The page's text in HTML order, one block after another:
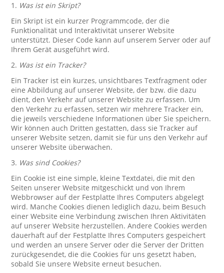
1. Was ist ein Skript?
Ein Skript ist ein kurzer Programmcode, der die
Funktionalität und Interaktivität unserer Website
unterstützt. Dieser Code kann auf unserem Server oder auf
Ihrem Gerät ausgeführt wird.
2. Was ist ein Tracker?
Ein Tracker ist ein kurzes, unsichtbares Textfragment oder
eine Abbildung auf unserer Website, der bzw. die dazu
dient, den Verkehr auf unserer Website zu erfassen. Um
den Verkehr zu erfassen, setzen wir mehrere Tracker ein,
die jeweils verschiedene Informationen über Sie speichern.
Wir können auch Dritten gestatten, dass sie Tracker auf
unserer Website setzen, damit sie für uns den Verkehr auf
unserer Website überwachen.
3. Was sind Cookies?
Ein Cookie ist eine simple, kleine Textdatei, die mit den
Seiten unserer Website mitgeschickt und von Ihrem
Webbrowser auf der Festplatte Ihres Computers abgelegt
wird. Manche Cookies dienen lediglich dazu, beim Besuch
einer Website eine Verbindung zwischen Ihren Aktivitäten
auf unserer Website herzustellen. Andere Cookies werden
dauerhaft auf der Festplatte Ihres Computers gespeichert
und werden an unsere Server oder die Server der Dritten
zurückgesendet, die die Cookies für uns gesetzt haben,
sobald Sie unsere Website erneut besuchen.